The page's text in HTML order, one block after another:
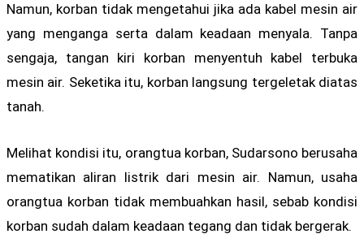
Namun, korban tidak mengetahui jika ada kabel mesin air
yang menganga serta dalam keadaan menyala. Tanpa
sengaja, tangan kiri korban menyentuh kabel terbuka
mesin air. Seketika itu, korban langsung tergeletak diatas
tanah.
Melihat kondisi itu, orangtua korban, Sudarsono berusaha
mematikan aliran listrik dari mesin air. Namun, usaha
orangtua korban tidak membuahkan hasil, sebab kondisi
korban sudah dalam keadaan tegang dan tidak bergerak.